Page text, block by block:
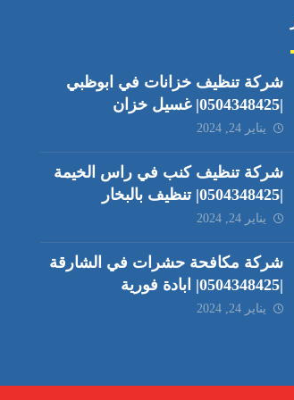
شركة تنظيف خزانات في ابوظبي
|0504348425| غسيل خزان
يناير 24, 2024
شركة تنظيف كنب في راس الخيمة
|0504348425| تنظيف بالبخار
يناير 24, 2024
شركة مكافحة حشرات في الشارقة
|0504348425| ابادة فورية
يناير 24, 2024